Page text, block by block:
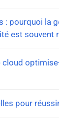
: pourquoi la
est souvent
pour